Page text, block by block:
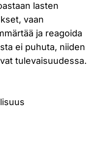
lasten
vaan
ja reagoida
ei puhuta, niiden
tulevaisuudessa.